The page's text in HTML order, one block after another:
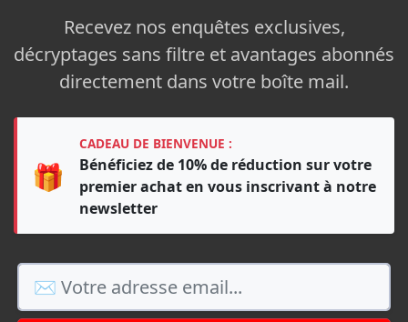
Recevez nos enquêtes exclusives,
décryptages sans filtre et avantages abonnés
directement dans votre boîte mail.
🎁
CADEAU DE BIENVENUE :
Bénéficiez de 10% de réduction sur votre
premier achat en vous inscrivant à notre
newsletter